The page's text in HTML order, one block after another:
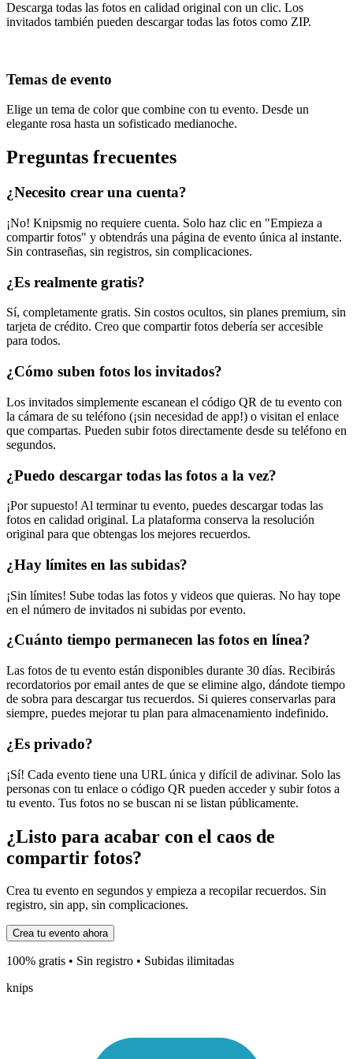
Descarga todas las fotos en calidad original con un clic. Los
invitados también pueden descargar todas las fotos como ZIP.
Temas de evento
Elige un tema de color que combine con tu evento. Desde un
elegante rosa hasta un sofisticado medianoche.
Preguntas frecuentes
¿Necesito crear una cuenta?
¡No! Knipsmig no requiere cuenta. Solo haz clic en "Empieza a
compartir fotos" y obtendrás una página de evento única al instante.
Sin contraseñas, sin registros, sin complicaciones.
¿Es realmente gratis?
Sí, completamente gratis. Sin costos ocultos, sin planes premium, sin
tarjeta de crédito. Creo que compartir fotos debería ser accesible
para todos.
¿Cómo suben fotos los invitados?
Los invitados simplemente escanean el código QR de tu evento con
la cámara de su teléfono (¡sin necesidad de app!) o visitan el enlace
que compartas. Pueden subir fotos directamente desde su teléfono en
segundos.
¿Puedo descargar todas las fotos a la vez?
¡Por supuesto! Al terminar tu evento, puedes descargar todas las
fotos en calidad original. La plataforma conserva la resolución
original para que obtengas los mejores recuerdos.
¿Hay límites en las subidas?
¡Sin límites! Sube todas las fotos y videos que quieras. No hay tope
en el número de invitados ni subidas por evento.
¿Cuánto tiempo permanecen las fotos en línea?
Las fotos de tu evento están disponibles durante 30 días. Recibirás
recordatorios por email antes de que se elimine algo, dándote tiempo
de sobra para descargar tus recuerdos. Si quieres conservarlas para
siempre, puedes mejorar tu plan para almacenamiento indefinido.
¿Es privado?
¡Sí! Cada evento tiene una URL única y difícil de adivinar. Solo las
personas con tu enlace o código QR pueden acceder y subir fotos a
tu evento. Tus fotos no se buscan ni se listan públicamente.
¿Listo para acabar con el caos de
compartir fotos?
Crea tu evento en segundos y empieza a recopilar recuerdos. Sin
registro, sin app, sin complicaciones.
100% gratis • Sin registro • Subidas ilimitadas
knips